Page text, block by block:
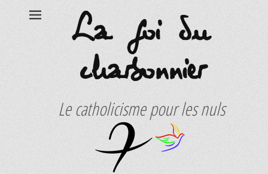
La foi du
charbonnier
Le catholicisme pour les nuls